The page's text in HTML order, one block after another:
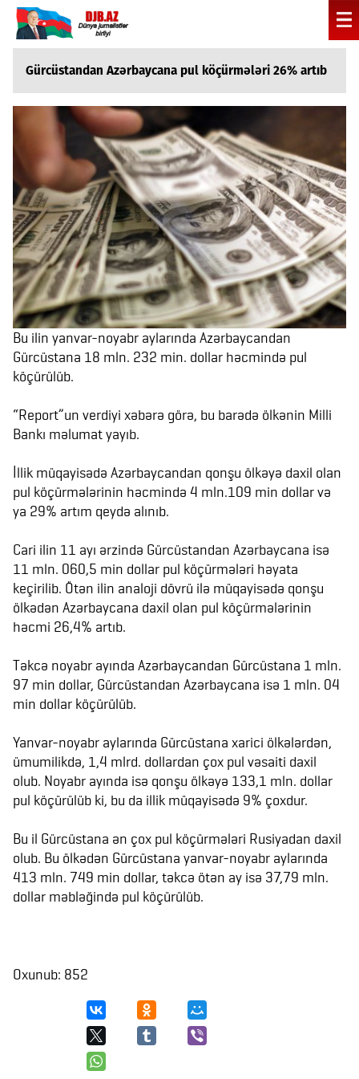
Gürcüstandan Azərbaycana pul köçürmələri 26% artıb
Bu ilin yanvar-noyabr aylarında Azərbaycandan
Gürcüstana 18 mln. 232 min. dollar həcmində pul
köçürülüb.
“Report”un verdiyi xəbərə görə, bu barədə ölkənin Milli
Bankı məlumat yayıb.
İllik müqayisədə Azərbaycandan qonşu ölkəyə daxil olan
pul köçürmələrinin həcmində 4 mln.109 min dollar və
ya 29% artım qeydə alınıb.
Cari ilin 11 ayı ərzində Gürcüstandan Azərbaycana isə
11 mln. 060,5 min dollar pul köçürmələri həyata
keçirilib. Ötən ilin analoji dövrü ilə müqayisədə qonşu
ölkədən Azərbaycana daxil olan pul köçürmələrinin
həcmi 26,4% artıb.
Təkcə noyabr ayında Azərbaycandan Gürcüstana 1 mln.
97 min dollar, Gürcüstandan Azərbaycana isə 1 mln. 04
min dollar köçürülüb.
Yanvar-noyabr aylarında Gürcüstana xarici ölkələrdən,
ümumilikdə, 1,4 mlrd. dollardan çox pul vəsaiti daxil
olub. Noyabr ayında isə qonşu ölkəyə 133,1 mln. dollar
pul köçürülüb ki, bu da illik müqayisədə 9% çoxdur.
Bu il Gürcüstana ən çox pul köçürmələri Rusiyadan daxil
olub. Bu ölkədən Gürcüstana yanvar-noyabr aylarında
413 mln. 749 min dollar, təkcə ötən ay isə 37,79 mln.
dollar məbləğində pul köçürülüb.
Oxunub: 852